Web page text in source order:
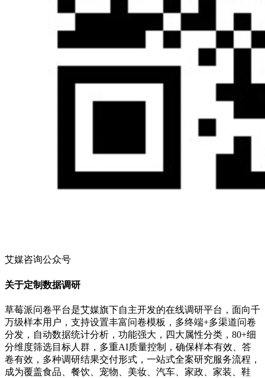
艾媒咨询公众号
关于定制数据调研
草莓派问卷平台是艾媒旗下自主开发的在线调研平台，面向千
万级样本用户，支持设置丰富问卷模板，多终端+多渠道问卷
分发，自动数据统计分析，功能强大，四大属性分类，80+细
分维度筛选目标人群，多重AI质量控制，确保样本有效、答
卷有效，多种调研结果交付形式，一站式全案研究服务流程，
成为覆盖食品、餐饮、宠物、美妆、汽车、家政、家装、鞋